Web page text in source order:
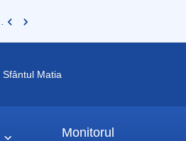
Sfântul Matia
Monitorul